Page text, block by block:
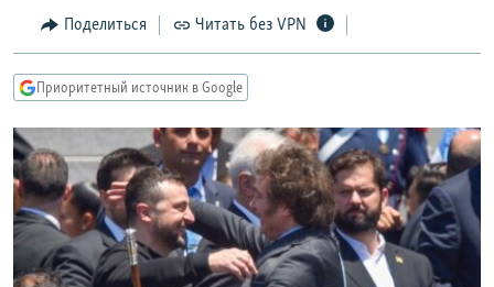
Вернутся
поиску
КУЛЬТУРА
КАВКАЗ.РЕАЛИИ
СЕВЕР.РЕАЛИИ
СИБИРЬ.РЕАЛИИ
РАСПИСАНИЕ ВЕЩАНИЯ
ПОДПИШИТЕСЬ НА РАССЫЛКУ
Поделиться Читать без VPN
Приоритетный источник в Google